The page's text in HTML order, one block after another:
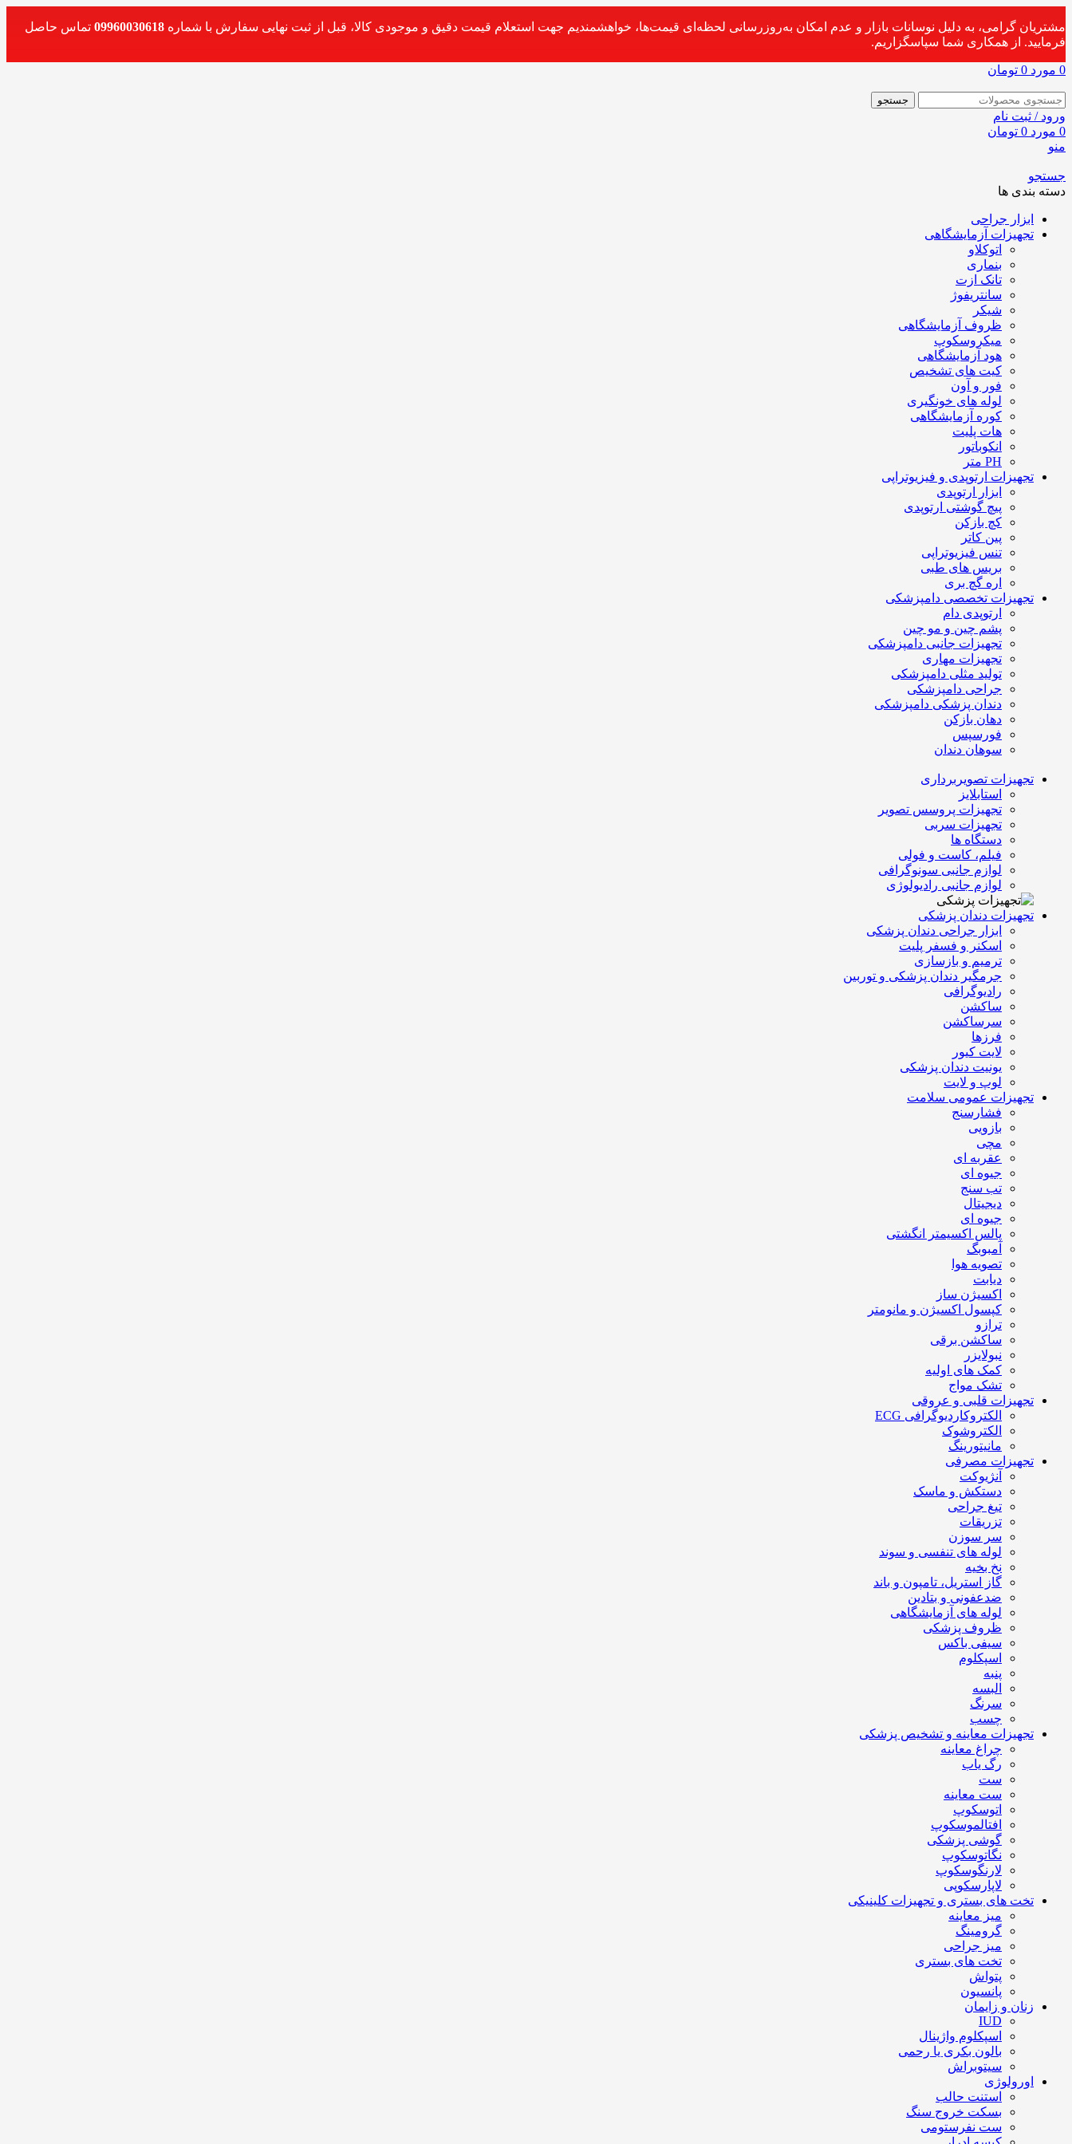
مشتریان گرامی، به دلیل نوسانات بازار و عدم امکان به‌روزرسانی لحظه‌ای قیمت‌ها، خواهشمندیم جهت استعلام قیمت دقیق و موجودی کالا، قبل از ثبت نهایی سفارش با شماره 09960030618 تماس حاصل
فرمایید. از همکاری شما سپاسگزاریم.
0 مورد 0 تومان
جستجو
ورود / ثبت نام
0 مورد 0 تومان
منو
جستجو
دسته بندی ها
ابزار جراحی
تجهیزات آزمایشگاهی
اتوکلاو
بنماری
تانک ازت
سانتریفوژ
شیکر
ظروف آزمایشگاهی
میکروسکوپ
هود آزمایشگاهی
کیت های تشخیص
فور و آون
لوله های خونگیری
کوره آزمایشگاهی
هات پلیت
انکوباتور
PH متر
تجهیزات ارتوپدی و فیزیوتراپی
ابزار ارتوپدی
پیچ گوشتی ارتوپدی
کچ بازکن
پین کاتر
تنس فیزیوتراپی
بریس های طبی
اره گچ بری
تجهیزات تخصصی دامپزشکی
ارتوپدی دام
پشم چین و مو چین
تجهیزات جانبی دامپزشکی
تجهیزات مهاری
تولید مثلی دامپزشکی
جراحی دامپزشکی
دندان پزشکی دامپزشکی
دهان بازکن
فورسپس
سوهان دندان
تجهیزات تصویربرداری
استابلایز
تجهیزات پروسس تصویر
تجهیزات سربی
دستگاه ها
فیلم، کاست و فولی
لوازم جانبی سونوگرافی
لوازم جانبی رادیولوژی
تجهیزات دندان پزشکی
ابزار جراحی دندان پزشکی
اسکنر و فسفر پلیت
ترمیم و بازسازی
جرمگیر دندان پزشکی و توربین
رادیوگرافی
ساکشن
سرساکشن
فرزها
لایت کیور
یونیت دندان پزشکی
لوپ و لایت
تجهیزات عمومی سلامت
فشارسنج
بازویی
مچی
عقربه ای
جیوه ای
تب سنج
دیجیتال
جیوه ای
پالس اکسیمتر انگشتی
آمبوبگ
تصویه هوا
دیابت
اکسیژن ساز
کپسول اکسیژن و مانومتر
ترازو
ساکشن برقی
نبولایزر
کمک های اولیه
تشک مواج
تجهیزات قلبی و عروقی
الکتروکاردیوگرافی ECG
الکتروشوک
مانیتورینگ
تجهیزات مصرفی
آنژیوکت
دستکش و ماسک
تیغ جراحی
تزریقات
سر سوزن
لوله های تنفسی و سوند
نخ بخیه
گاز استریل، تامپون و باند
ضدعفونی و بتادین
لوله های آزمایشگاهی
ظروف پزشکی
سیفی باکس
اسپکلوم
پنبه
البسه
سرنگ
چسب
تجهیزات معاینه و تشخیص پزشکی
چراغ معاینه
رگ یاب
ست
ست معاینه
اتوسکوپ
افتالموسکوپ
گوشی پزشکی
نگاتوسکوپ
لارنگوسکوپ
لاپارسکوپی
تخت های بستری و تجهیزات کلینیکی
میز معاینه
گرومینگ
میز جراحی
تخت های بستری
پتواش
پانسیون
زنان و زایمان
IUD
اسپکلوم واژینال
بالون بکری یا رحمی
سیتوبراش
اورولوژی
استنت حالب
بسکت خروج سنگ
ست نفرستومی